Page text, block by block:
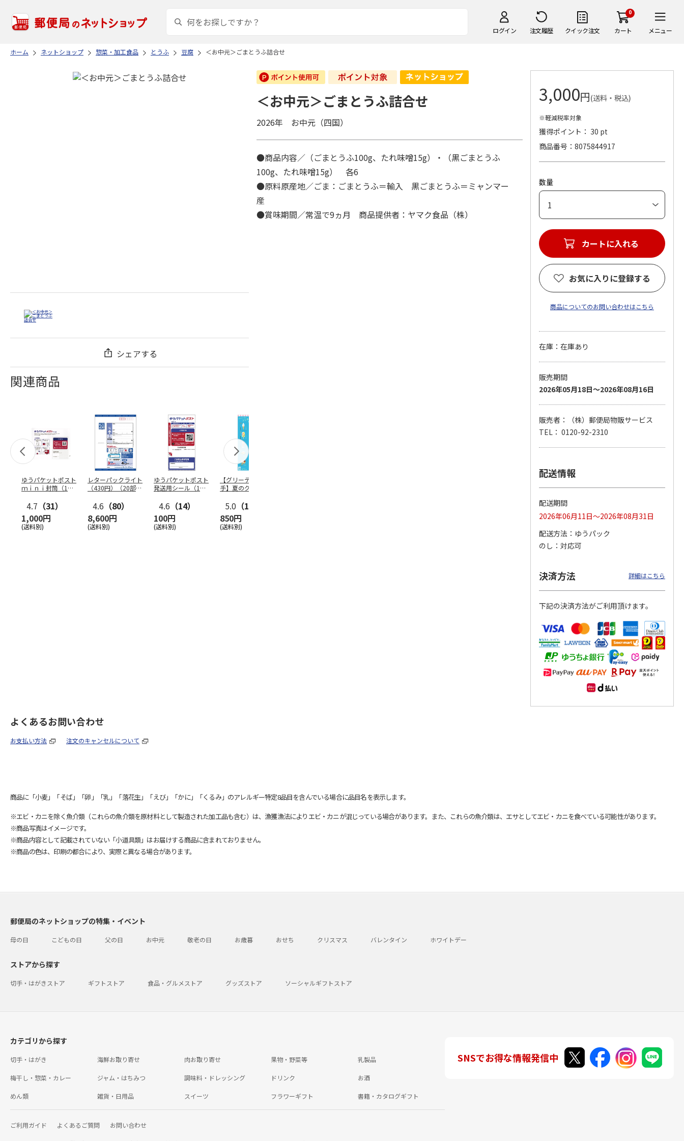
ログイン 注文履歴 クイック注文
0
カート メニュー
ホーム ネットショップ 惣菜・加工食品 とうふ 豆腐 ＜お中元＞ごまとうふ詰合せ
シェアする
関連商品
ゆうパケットポスト
ｍｉｎｉ封筒（1個
4.7 （31）
1,000円
(送料別)
レターパックライト
（430円）（20部セ
4.6 （80）
8,600円
(送料別)
ゆうパケットポスト
発送用シール（1個
4.6 （14）
100円
(送料別)
【グリーティング切
手】夏のグリーティ
5.0 （10）
850円
(送料別)
手】ハッピーグリー
【グリーティング切
手】グリーティング
円…
4.8（11）
5,500円
通切手・千鳥（1シ
11,000円
＜お中元＞ごまとうふ詰合せ
2026年 お中元（四国）
●商品内容／（ごまとうふ100g、たれ味噌15g）・（黒ごまとうふ
100g、たれ味噌15g） 各6
●原料原産地／ごま：ごまとうふ＝輸入 黒ごまとうふ＝ミャンマー
産
●賞味期間／常温で9ヵ月 商品提供者：ヤマク食品（株）
3,000円(送料・税込)
※軽減税率対象
獲得ポイント： 30 pt
商品番号
8075844917
数量
カートに入れる
お気に入りに登録する
商品についてのお問い合わせはこちら
在庫：在庫あり
販売期間
2026年05月18日～2026年08月16日
販売者：（株）郵便局物販サービス
TEL： 0120-92-2310
配送情報
配送期間
2026年06月11日～2026年08月31日
配送方法
ゆうパック
のし
対応可
決済方法 詳細はこちら
下記の決済方法がご利用頂けます。
よくあるお問い合わせ
お支払い方法 注文のキャンセルについて
商品に「小麦」「そば」「卵」「乳」「落花生」「えび」「かに」「くるみ」のアレルギー特定8品目を含んでいる場合に品目名を表示します。
※エビ・カニを除く魚介類（これらの魚介類を原材料として製造された加工品も含む）は、漁獲漁法によりエビ・カニが混じっている場合があります。また、これらの魚介類は、エサとしてエビ・カニを食べている可能性があります。
※商品写真はイメージです。
※商品内容として記載されていない「小道具類」はお届けする商品に含まれておりません。
※商品の色は、印刷の都合により、実際と異なる場合があります。
郵便局のネットショップの特集・イベント
母の日 こどもの日 父の日 お中元 敬老の日 お歳暮 おせち クリスマス バレンタイン ホワイトデー
ストアから探す
切手・はがきストア ギフトストア 食品・グルメストア グッズストア ソーシャルギフトストア
カテゴリから探す
切手・はがき 海鮮お取り寄せ 肉お取り寄せ 果物・野菜等 乳製品
梅干し・惣菜・カレー ジャム・はちみつ 調味料・ドレッシング ドリンク お酒
めん類 雑貨・日用品 スイーツ フラワーギフト 書籍・カタログギフト
ご利用ガイド よくあるご質問 お問い合わせ
SNSでお得な情報発信中